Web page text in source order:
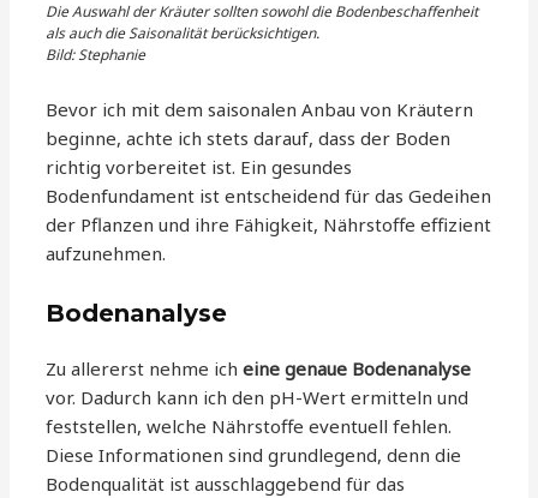
Die Auswahl der Kräuter sollten sowohl die Bodenbeschaffenheit
als auch die Saisonalität berücksichtigen.
Bild: Stephanie
Bevor ich mit dem saisonalen Anbau von Kräutern
beginne, achte ich stets darauf, dass der Boden
richtig vorbereitet ist. Ein gesundes
Bodenfundament ist entscheidend für das Gedeihen
der Pflanzen und ihre Fähigkeit, Nährstoffe effizient
aufzunehmen.
Bodenanalyse
Zu allererst nehme icheine genaue Bodenanalyse
vor. Dadurch kann ich den pH-Wert ermitteln und
feststellen, welche Nährstoffe eventuell fehlen.
Diese Informationen sind grundlegend, denn die
Bodenqualität ist ausschlaggebend für das